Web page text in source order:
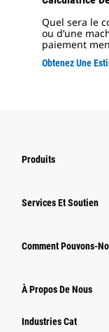
Quel sera le
ou d’une
paiement
Obtenez Une
Produits
Services Et Soutien
Comment Pouvons-
À Propos De Nous
Industries Cat